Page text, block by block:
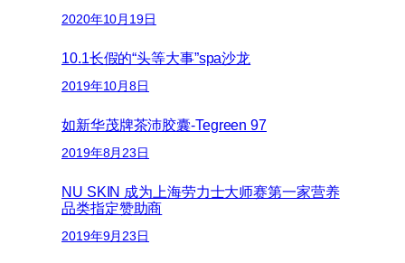
2020年10月19日
10.1长假的“头等大事”spa沙龙
2019年10月8日
如新华茂牌茶沛胶囊-Tegreen 97
2019年8月23日
NU SKIN 成为上海劳力士大师赛第一家营养
品类指定赞助商
2019年9月23日